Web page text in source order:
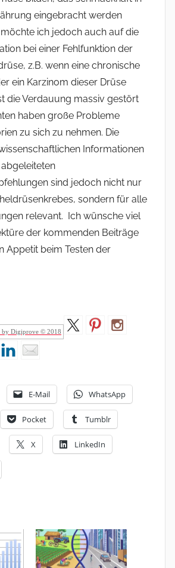
eingebracht werden
möchte ich jedoch auch auf die
bei einer Fehlfunktion der
z.B. wenn eine chronische
ein Karzinom dieser Drüse
die Verdauung massiv gestört
haben große Probleme
zu sich zu nehmen. Die
Informationen
sind jedoch nicht nur
sondern für alle
relevant. Ich wünsche viel
der kommenden Beiträge
Appetit beim Testen der
by Digiprove © 2018
E-Mail WhatsApp
Pocket Tumblr
X LinkedIn